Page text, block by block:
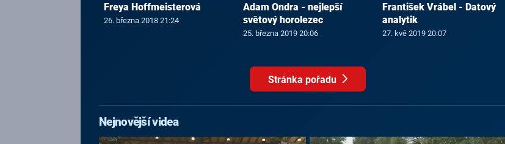
Freya Hoffmeisterová
26. března 2018 21:24
Adam Ondra - nejlepší
světový horolezec
25. března 2019 20:06
František Vrábel - Datový
analytik
27. kvě 2019 20:07
Stránka pořadu
Nejnovější videa